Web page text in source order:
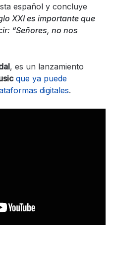
español y concluye
XXI es importante que
“Señores, no nos
, es un lanzamiento
que ya puede
digitales.